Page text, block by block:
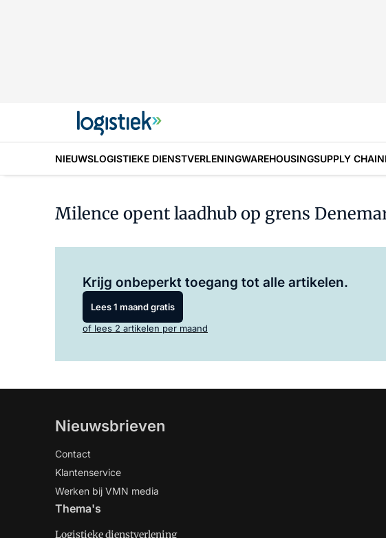
NIEUWSLOGISTIEKE DIENSTVERLENINGWAREHOUSINGSUPPLY CHAIN
Milence opent laadhub op grens
Krijg onbeperkt toegang tot alle artikelen.
Lees 1 maand gratis
of lees 2 artikelen per maand
Nieuwsbrieven
Contact
Klantenservice
Werken bij VMN media
Thema's
Logistieke dienstverlening